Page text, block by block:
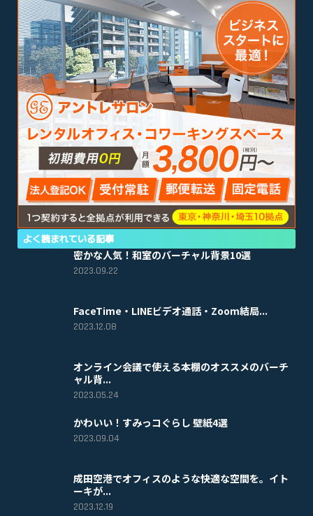
よく読まれている記事
密かな人気！和室のバーチャル背景10選
2023.09.22
FaceTime・LINEビデオ通話・Zoom結局...
2023.12.08
オンライン会議で使える本棚のオススメのバーチ
ャル背...
2023.05.24
かわいい！すみっコぐらし 壁紙4選
2023.09.04
成田空港でオフィスのような快適な空間を。イト
ーキが...
2023.12.19